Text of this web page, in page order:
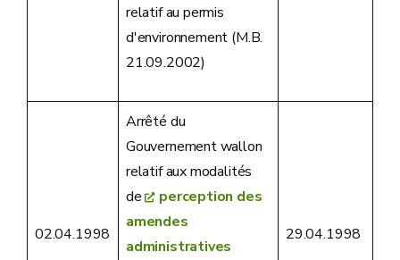
relatif au permis
d'environnement (M.B.
21.09.2002)
02.04.1998
Arrêté du
Gouvernement wallon
relatif aux modalités
de
perception des
amendes
administratives
29.04.1998